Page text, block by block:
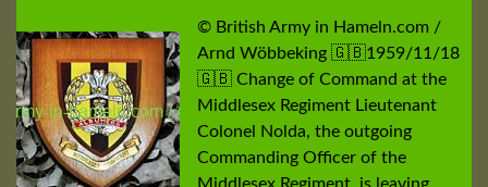
© British Army in Hameln.com /
Arnd Wöbbeking 🇬🇧1959/11/18
🇬🇧 Change of Command at the
Middlesex Regiment Lieutenant
Colonel Nolda, the outgoing
Commanding Officer of the